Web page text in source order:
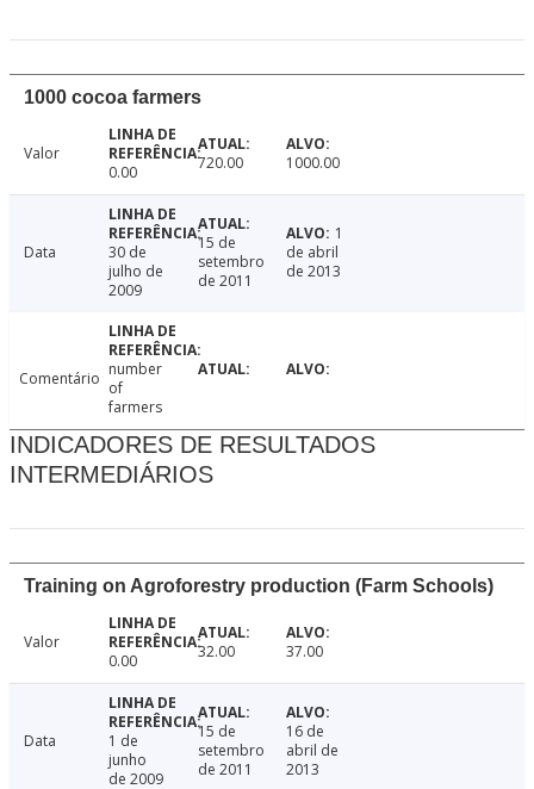
1000 cocoa farmers
Valor
0.00
720.00 1000.00
Data
30 de
julho de
2009
15 de
setembro
de 2011
1
de abril
de 2013
Comentário number
of
farmers
INDICADORES DE RESULTADOS
INTERMEDIÁRIOS
Training on Agroforestry production (Farm Schools)
Valor
0.00
32.00 37.00
Data
1 de
junho
de 2009
15 de
setembro
de 2011
16 de
abril de
2013